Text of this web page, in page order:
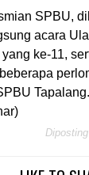
SPBU,
acara
ke-11,